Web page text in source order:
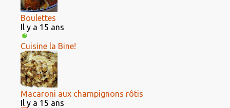
Boulettes
Il y a 15 ans
Cuisine la Bine!
Macaroni aux champignons rôtis
Il y a 15 ans